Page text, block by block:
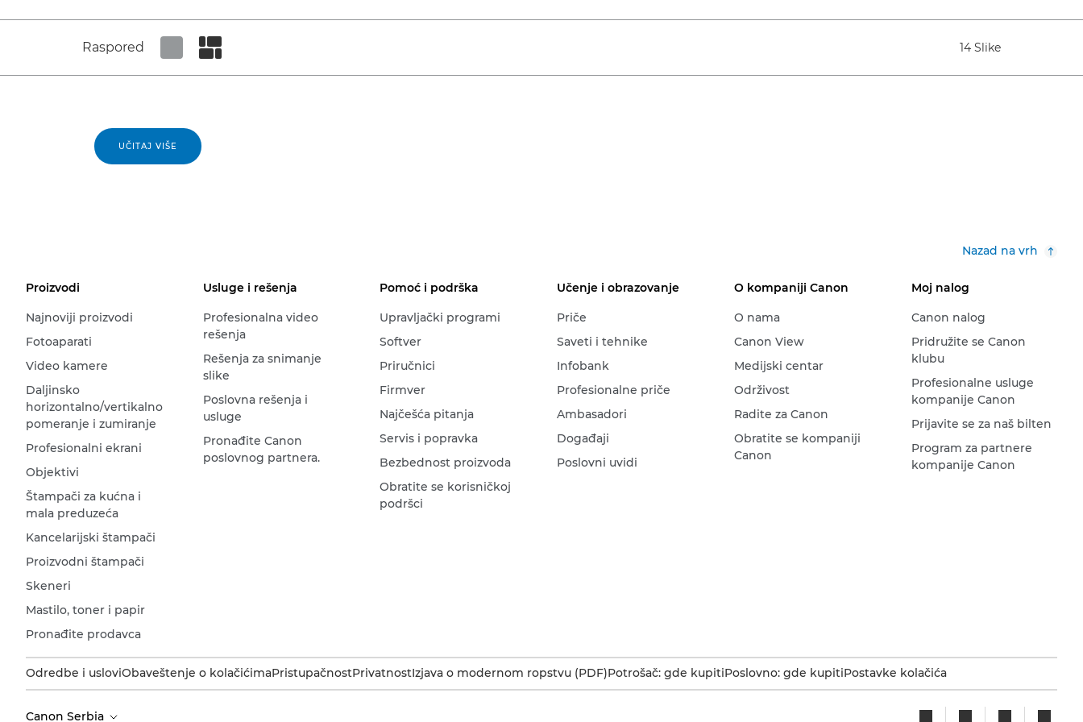
Raspored 14 Slike
UČITAJ VIŠE
Nazad na vrh
Proizvodi
Najnoviji proizvodi
Fotoaparati
Video kamere
Daljinsko
horizontalno/vertikalno
pomeranje i zumiranje
Profesionalni ekrani
Objektivi
Štampači za kućna i
mala preduzeća
Kancelarijski štampači
Proizvodni štampači
Skeneri
Mastilo, toner i papir
Pronađite prodavca
Usluge i rešenja
Profesionalna video
rešenja
Rešenja za snimanje
slike
Poslovna rešenja i
usluge
Pronađite Canon
poslovnog partnera.
Pomoć i podrška
Upravljački programi
Softver
Priručnici
Firmver
Najčešća pitanja
Servis i popravka
Bezbednost proizvoda
Obratite se korisničkoj
podršci
Učenje i obrazovanje
Priče
Saveti i tehnike
Infobank
Profesionalne priče
Ambasadori
Događaji
Poslovni uvidi
O kompaniji Canon
O nama
Canon View
Medijski centar
Održivost
Radite za Canon
Obratite se kompaniji
Canon
Moj nalog
Canon nalog
Pridružite se Canon
klubu
Profesionalne usluge
kompanije Canon
Prijavite se za naš bilten
Program za partnere
kompanije Canon
Odredbe i usloviObaveštenje o kolačićimaPristupačnostPrivatnostIzjava o modernom ropstvu (PDF)Potrošač: gde kupitiPoslovno: gde kupitiPostavke kolačića
Canon Serbia